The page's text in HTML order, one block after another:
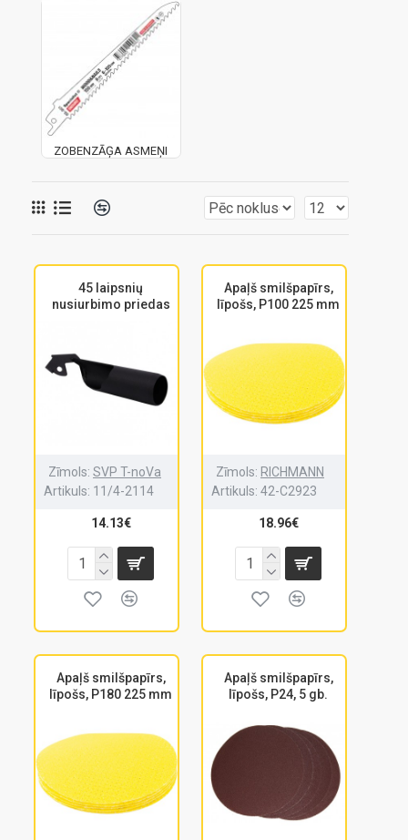
ZOBENZĀĢA ASMEŅI
45 laipsnių
nusiurbimo priedas
Zīmols: SVP T-noVa
Artikuls: 11/4-2114
14.13€
Apaļš smilšpapīrs,
līpošs, P100 225 mm
Zīmols: RICHMANN
Artikuls: 42-C2923
18.96€
Apaļš smilšpapīrs,
līpošs, P180 225 mm
Apaļš smilšpapīrs,
līpošs, P24, 5 gb.